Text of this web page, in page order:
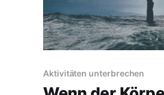
Aktivitäten unterbrechen